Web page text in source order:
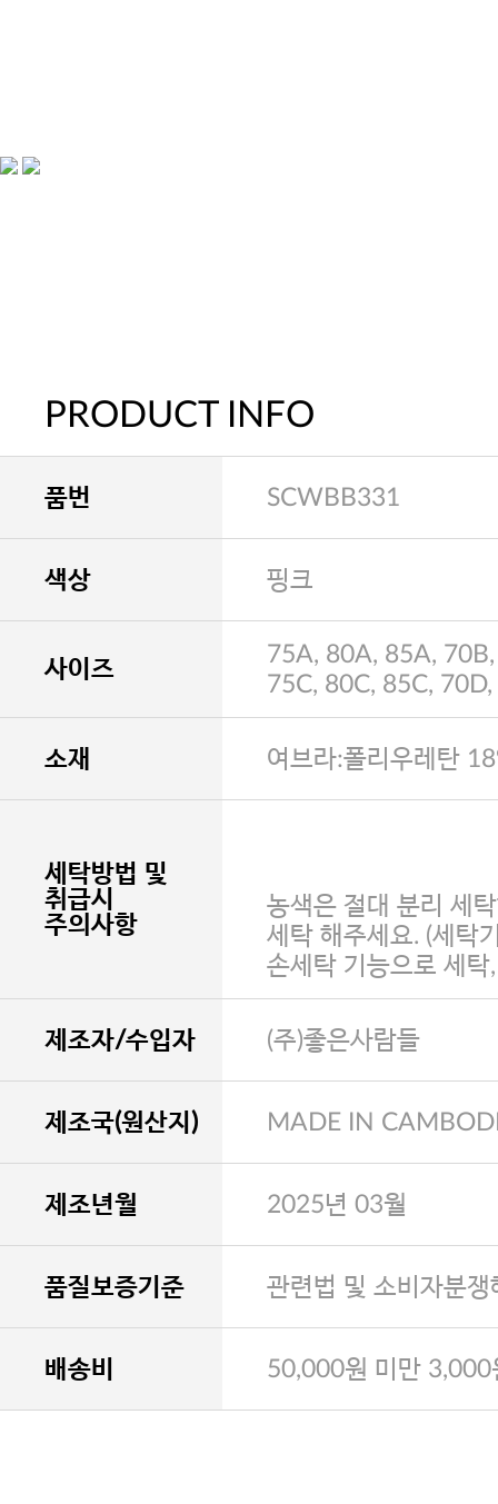
PRODUCT INFO
품번 SCWBB331
색상 핑크
사이즈
75A, 80A, 85A,
75C, 80C, 85C,
소재 여브라:폴리우레탄
세탁방법 및
취급시
주의사항
농색은 절대 분리 세
세탁 해주세요. (세탁
손세탁 기능으로 세탁
제조자/수입자 (주)좋은사람들
제조국(원산지) MADE IN
제조년월 2025년 03월
품질보증기준 관련법 및 소비자분
배송비 50,000원 미만 3,000